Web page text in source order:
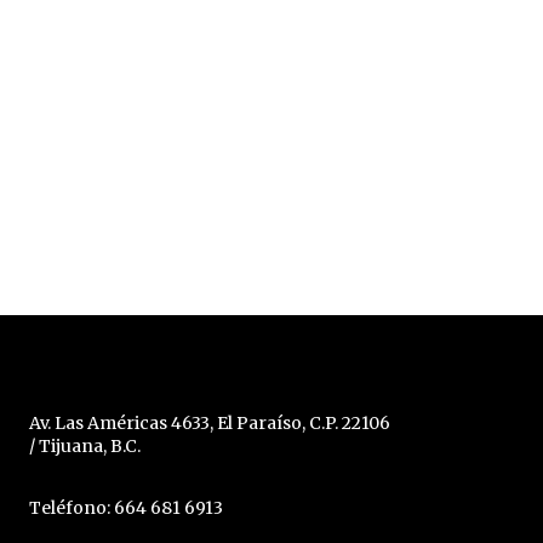
Av. Las Américas 4633, El Paraíso, C.P. 22106
/ Tijuana, B.C.
Teléfono: 664 681 6913